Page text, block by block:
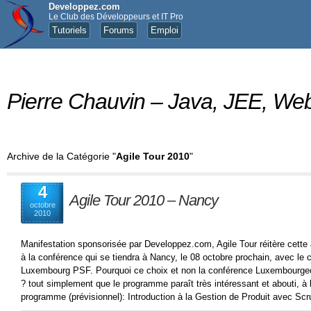
Developpez.com
Le Club des Développeurs et IT Pro
Tutoriels Forums Emploi
Pierre Chauvin – Java, JEE,
Archive de la Catégorie "Agile Tour 2010"
4
octobre
2010
Agile Tour 2010 – Nancy
Manifestation sponsorisée par Developpez.com, Agile Tour réitère cette
à la conférence qui se tiendra à Nancy, le 08 octobre prochain, avec le
Luxembourg PSF. Pourquoi ce choix et non la conférence
? tout simplement que le programme paraît très intéressant et abouti, à
programme (prévisionnel): Introduction à la Gestion de Produit avec